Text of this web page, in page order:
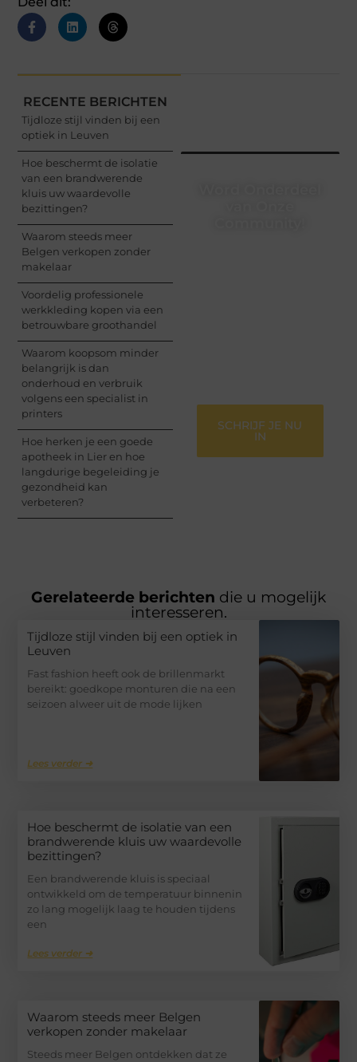
RECENTE BERICHTEN
Tijdloze stijl vinden bij een
optiek in Leuven
Hoe beschermt de isolatie
van een brandwerende
kluis uw waardevolle
bezittingen?
Waarom steeds meer
Belgen verkopen zonder
makelaar
Voordelig professionele
werkkleding kopen via een
betrouwbare groothandel
Waarom koopsom minder
belangrijk is dan
onderhoud en verbruik
volgens een specialist in
printers
Hoe herken je een goede
apotheek in Lier en hoe
langdurige begeleiding je
gezondheid kan
verbeteren?
SCHRIJF JE NU
IN
Gerelateerde berichten die u mogelijk
interesseren.
Tijdloze stijl vinden bij een optiek in
Leuven
Fast fashion heeft ook de brillenmarkt
bereikt: goedkope monturen die na een
seizoen alweer uit de mode lijken
Lees verder ➜
Hoe beschermt de isolatie van een
brandwerende kluis uw waardevolle
bezittingen?
Een brandwerende kluis is speciaal
ontwikkeld om de temperatuur binnenin
zo lang mogelijk laag te houden tijdens
een
Lees verder ➜
Waarom steeds meer Belgen
verkopen zonder makelaar
Steeds meer Belgen ontdekken dat ze